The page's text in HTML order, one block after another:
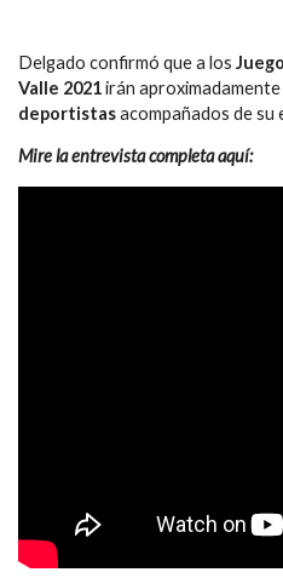
Delgado confirmó que a los
Valle 2021irán aproximadamente
deportistasacompañados de su
Mire la entrevista completa aquí: